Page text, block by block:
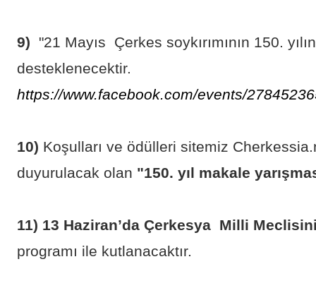
9) "21 Mayıs Çerkes soykırımının 150.
desteklenecektir.
https://www.facebook.com/events/
10) Koşulları ve ödülleri sitemiz
duyurulacak olan "150. yıl makale
11) 13 Haziran’da Çerkesya Milli
programı ile kutlanacaktır.